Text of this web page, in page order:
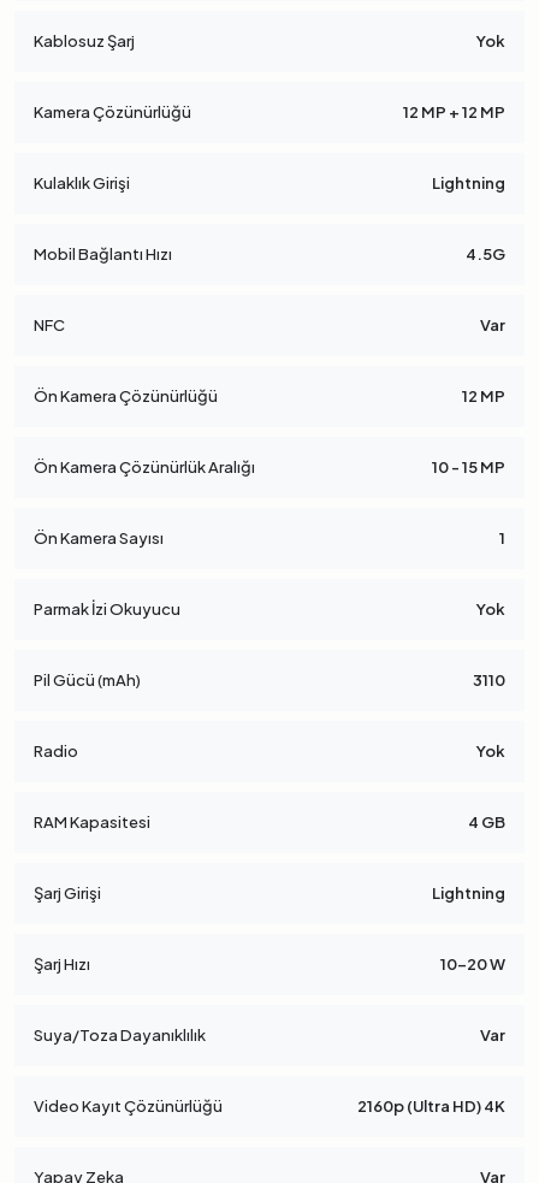
Kablosuz Şarj Yok
Kamera Çözünürlüğü 12 MP + 12 MP
Kulaklık Girişi Lightning
Mobil Bağlantı Hızı 4.5G
NFC Var
Ön Kamera Çözünürlüğü 12 MP
Ön Kamera Çözünürlük Aralığı 10 - 15 MP
Ön Kamera Sayısı 1
Parmak İzi Okuyucu Yok
Pil Gücü (mAh) 3110
Radio Yok
RAM Kapasitesi 4 GB
Şarj Girişi Lightning
Şarj Hızı 10-20 W
Suya/Toza Dayanıklılık Var
Video Kayıt Çözünürlüğü 2160p (Ultra HD) 4K
Yapay Zeka Var